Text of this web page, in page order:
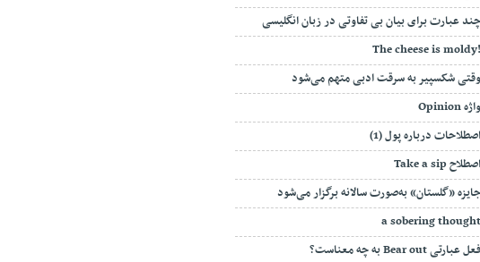
چند عبارت برای بیان بی تفاوتی در زبان انگلیسی
!The cheese is moldy
وقتی شکسپیر به سرقت ادبی متهم می‌شود
واژه Opinion
اصطلاحات درباره پول (1)
اصطلاح Take a sip
جایزه «گلستان» به‌صورت سالانه برگزار می‌شود
a sobering thought
فعل عبارتی Bear out به چه معناست؟